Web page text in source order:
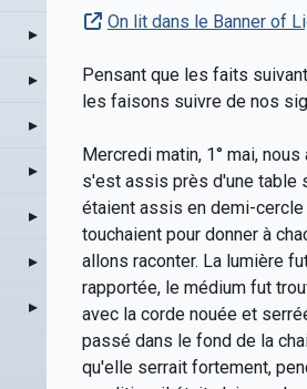
▸
▸
▸
▸
▸
▸
▸
On lit dans le Banner of
Pensant que les faits
les faisons suivre de nos
Mercredi matin, 1° mai,
s'est assis près d'une table
étaient assis en demi-
touchaient pour donner à
allons raconter. La lumière
rapportée, le médium fut
avec la corde nouée et
passé dans le fond de la
qu'elle serrait fortement,